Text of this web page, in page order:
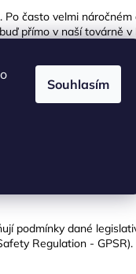
Souhlasím
často velmi
přímo v naší továrně
zadáváme u našich
výrobců je schopen se
spolehnout.
ale i prakticky ve všech
značkou YATE můžete
podmínky dané
Regulation -